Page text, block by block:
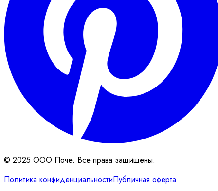
© 2025 ООО Поче. Все права защищены.
Политика конфиденциальностиПубличная оферта